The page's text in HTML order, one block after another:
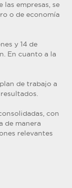
las empresas, se
o de economía
y 14 de
En cuanto a la
de trabajo a
con
de manera
relevantes